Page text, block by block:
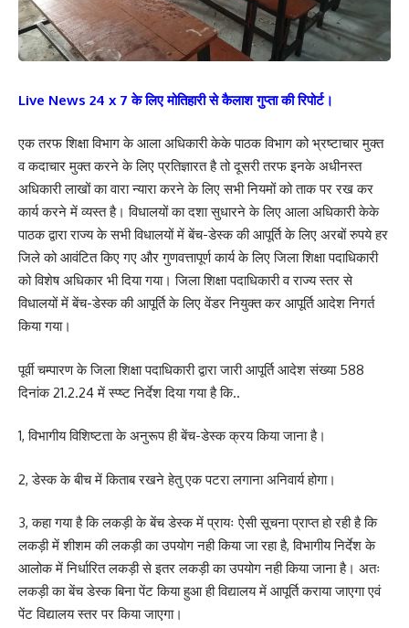
Live News 24 x 7 के लिए मोतिहारी से कैलाश गुप्ता की रिपोर्ट।
एक तरफ शिक्षा विभाग के आला अधिकारी केके पाठक विभाग को भ्रष्टाचार मुक्त
व कदाचार मुक्त करने के लिए प्रतिज्ञारत है तो दूसरी तरफ इनके अधीनस्त
अधिकारी लाखों का वारा न्यारा करने के लिए सभी नियमों को ताक पर रख कर
कार्य करने में व्यस्त है। विधालयों का दशा सुधारने के लिए आला अधिकारी केके
पाठक द्वारा राज्य के सभी विधालयों में बेंच-डेस्क की आपूर्ति के लिए अरबों रुपये हर
जिले को आवंटित किए गए और गुणवत्तापूर्ण कार्य के लिए जिला शिक्षा पदाधिकारी
को विशेष अधिकार भी दिया गया। जिला शिक्षा पदाधिकारी व राज्य स्तर से
विधालयों में बेंच-डेस्क की आपूर्ति के लिए वेंडर नियुक्त कर आपूर्ति आदेश निगर्त
किया गया।
पूर्वी चम्पारण के जिला शिक्षा पदाधिकारी द्वारा जारी आपूर्ति आदेश संख्या 588
दिनांक 21.2.24 में स्प्ष्ट निर्देश दिया गया है कि..
1, विभागीय विशिष्टता के अनुरूप ही बेंच-डेस्क क्रय किया जाना है।
2, डेस्क के बीच में किताब रखने हेतु एक पटरा लगाना अनिवार्य होगा।
3, कहा गया है कि लकड़ी के बेंच डेस्क में प्रायः ऐसी सूचना प्राप्त हो रही है कि
लकड़ी में शीशम की लकड़ी का उपयोग नही किया जा रहा है, विभागीय निर्देश के
आलोक में निर्धारित लकड़ी से इतर लकड़ी का उपयोग नही किया जाना है। अतः
लकड़ी का बेंच डेस्क बिना पेंट किया हुआ ही विद्यालय में आपूर्ति कराया जाएगा एवं
पेंट विद्यालय स्तर पर किया जाएगा।